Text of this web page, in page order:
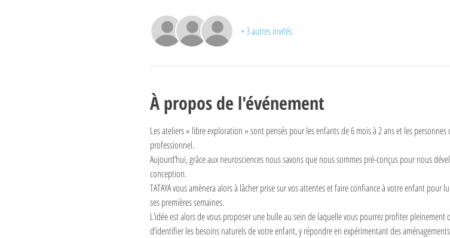
+ 3 autres invités
À propos de l'événement
Les ateliers « libre exploration » sont pensés pour les enfants de 6 mois à 2 ans et les
professionnel.
Aujourd’hui, grâce aux neurosciences nous savons que nous sommes pré-conçus pour nous
conception.
TATAYA vous amènera alors à lâcher prise sur vos attentes et faire confiance à votre enfant
ses premières semaines.
L’idée est alors de vous proposer une bulle au sein de laquelle vous pourrez profiter
d’identifier les besoins naturels de votre enfant, y répondre en expérimentant des